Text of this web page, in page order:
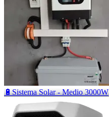
🔋Sistema Solar - Medio 3000W